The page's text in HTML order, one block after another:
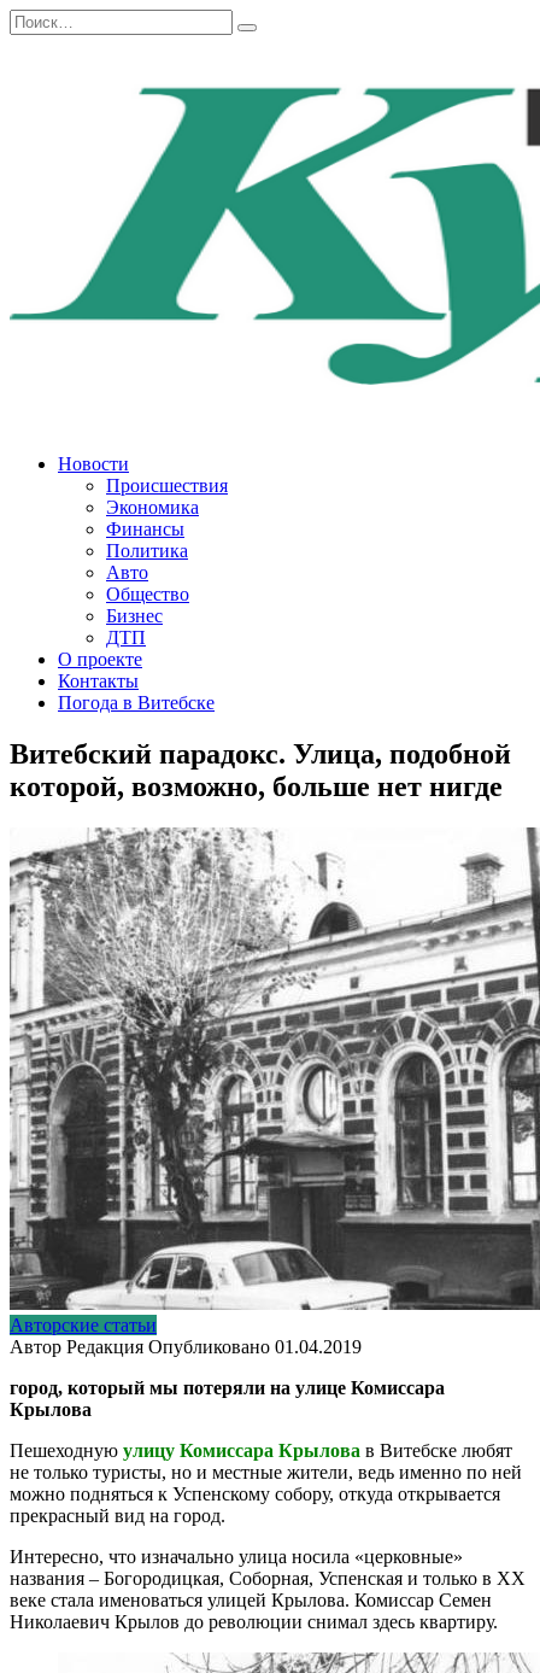
Перейти
к
Search
for:
Новости
Происшествия
Экономика
Финансы
Политика
Авто
Общество
Бизнес
ДТП
О проекте
Контакты
Погода в Витебске
Витебский парадокс. Улица, подобной
которой, возможно, больше нет нигде
Авторские статьи
Автор Редакция Опубликовано 01.04.2019
город, который мы потеряли на улице Комиссара
Крылова
Пешеходную улицу Комиссара Крылова в Витебске любят
не только туристы, но и местные жители, ведь именно по ней
можно подняться к Успенскому собору, откуда открывается
прекрасный вид на город.
Интересно, что изначально улица носила «церковные»
названия – Богородицкая, Соборная, Успенская и только в ХХ
веке стала именоваться улицей Крылова. Комиссар Семен
Николаевич Крылов до революции снимал здесь квартиру.